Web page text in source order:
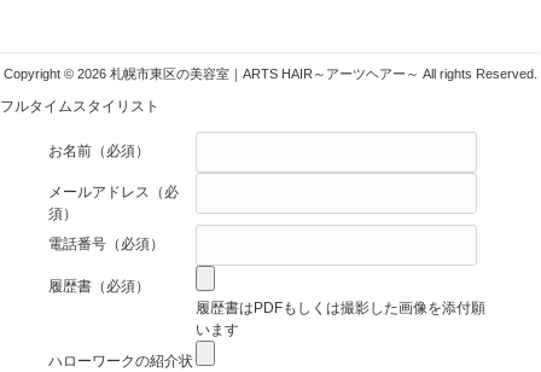
Copyright © 2026 札幌市東区の美容室｜ARTS HAIR～アーツヘアー～ All rights Reserved.
フルタイムスタイリスト
お名前 （必須）
メールアドレス
（必
須）
電話番号 （必須）
履歴書 （必須）
履歴書はPDFもしくは撮影した画像を添付願
います
ハローワークの紹介状